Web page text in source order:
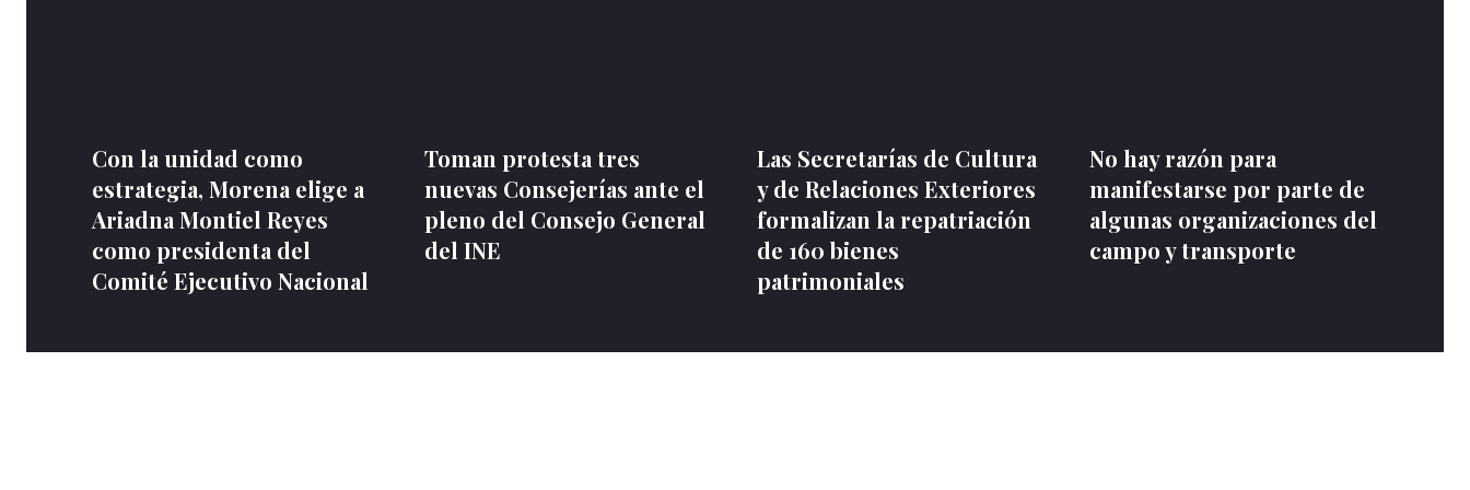
Con la unidad como
estrategia, Morena elige a
Ariadna Montiel Reyes
como presidenta del
Comité Ejecutivo Nacional
Toman protesta tres
nuevas Consejerías ante el
pleno del Consejo General
del INE
Las Secretarías de Cultura
y de Relaciones Exteriores
formalizan la repatriación
de 160 bienes
patrimoniales
No hay razón para
manifestarse por parte de
algunas organizaciones del
campo y transporte